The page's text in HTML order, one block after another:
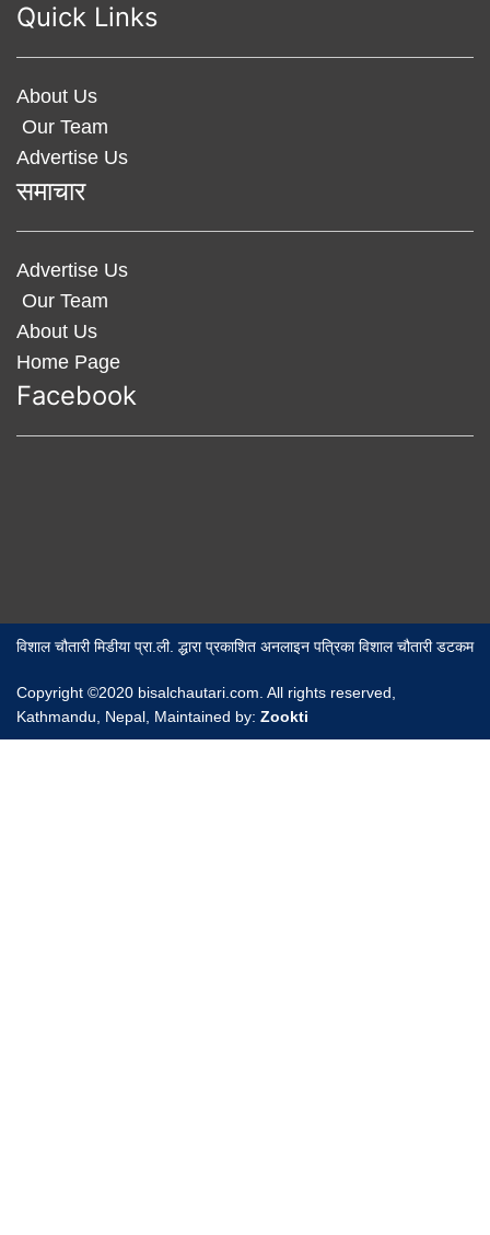
Quick Links
About Us
Our Team
Advertise Us
समाचार
Advertise Us
Our Team
About Us
Home Page
Facebook
विशाल चौतारी मिडीया प्रा.ली. द्धारा प्रकाशित अनलाइन पत्रिका विशाल चौतारी डटकम
Copyright ©2020 bisalchautari.com. All rights reserved,
Kathmandu, Nepal, Maintained by: Zookti